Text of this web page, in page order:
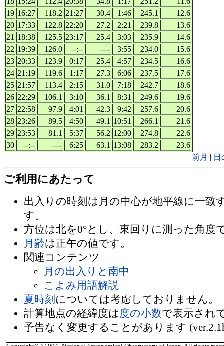
19 16:27 118.2 21:27 30.4 1:46 245.1
12.6
20 17:33 122.8 22:20 27.2 2:21 239.8
13.6
21 18:38 125.5 23:17 25.4 3:03 235.9
14.6
22 19:39 126.0 --:-- ---- 3:55 234.0
15.6
23 20:33 123.9 0:17 25.4 4:57 234.5
16.6
24 21:19 119.6 1:17 27.3 6:06 237.5
17.6
25 21:57 113.4 2:15 31.0 7:18 242.7
18.6
26 22:29 106.1 3:10 36.1 8:31 249.6
19.6
27 22:58 97.9 4:01 42.3 9:42 257.6
20.6
28 23:26 89.5 4:50 49.1 10:51 266.1
21.6
29 23:53 81.1 5:37 56.2 12:00 274.8
22.6
30
--:-- ---- 6:25 63.1 13:08 283.2
23.6
前月 |
ご利用にあたって
出入りの時刻は月の中心が地平線に一致
す。
方位は北を0°とし、東回りに測った角度
月齢は正午の値です。
関連コンテンツ
月の出入りと南中
こよみ用語解説
夏時刻 については考慮しておりません。
計算地点の経緯度は 度の小数で表示され
予告なく変更することがあります